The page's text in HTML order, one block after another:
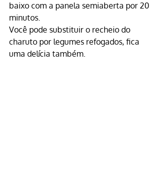
baixo com a panela semiaberta por 20
minutos.
Você pode substituir o recheio do
charuto por legumes refogados, fica
uma delícia também.